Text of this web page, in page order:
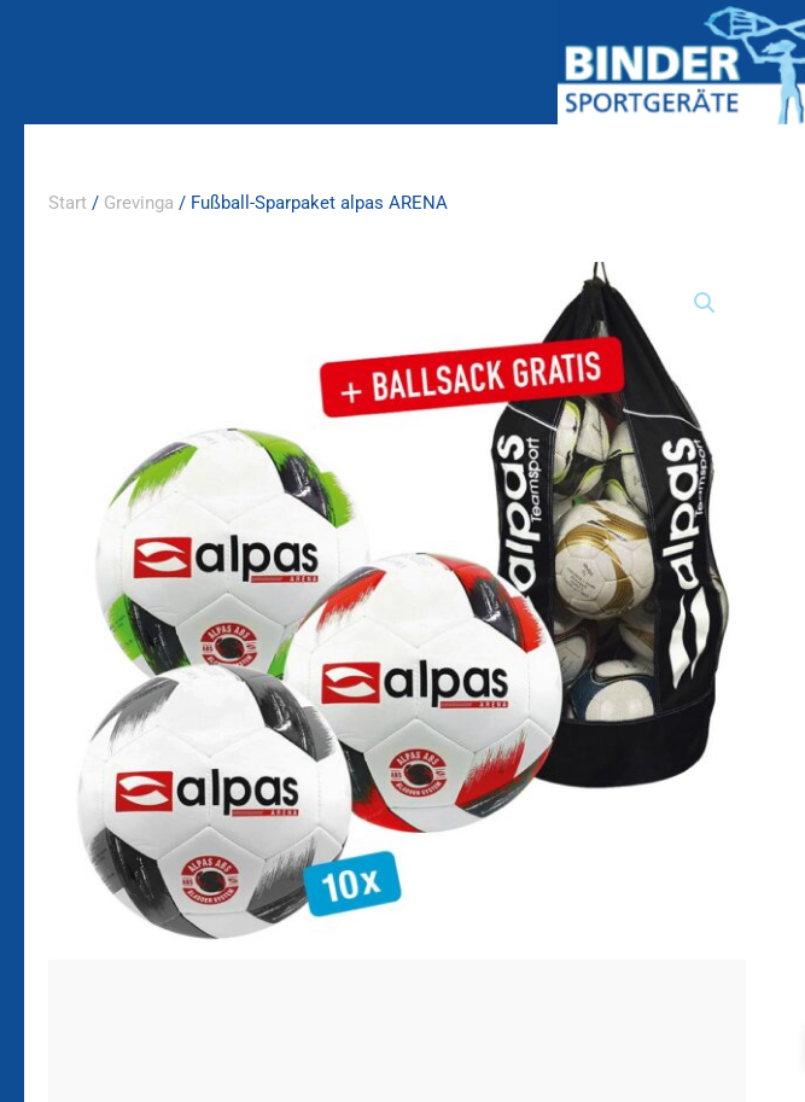
Start / Grevinga / Fußball-Sparpaket alpas ARENA